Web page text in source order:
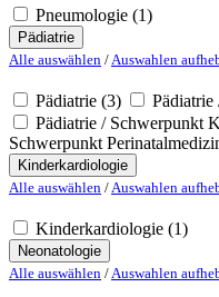
Pneumologie (1)
Pädiatrie
Alle auswählen / Auswahlen
Pädiatrie (3) Pädiatrie
Pädiatrie / Schwerpunkt
Schwerpunkt
Kinderkardiologie
Alle auswählen / Auswahlen
Kinderkardiologie (1)
Neonatologie
Alle auswählen / Auswahlen